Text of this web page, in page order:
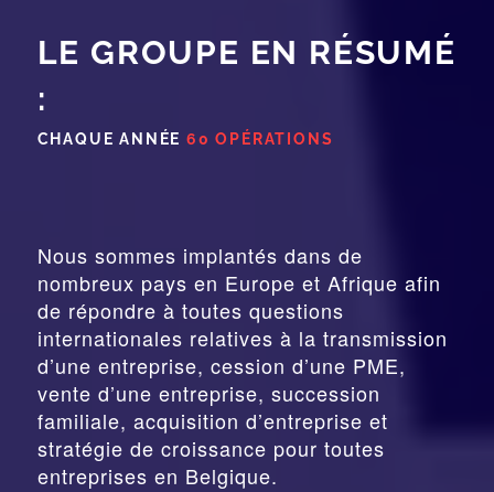
LE GROUPE EN RÉSUMÉ
:
CHAQUE ANNÉE 60 OPÉRATIONS
Nous sommes implantés dans de
nombreux pays en Europe et Afrique afin
de répondre à toutes questions
internationales relatives à la transmission
d’une entreprise, cession d’une PME,
vente d’une entreprise, succession
familiale, acquisition d’entreprise et
stratégie de croissance pour toutes
entreprises en Belgique.